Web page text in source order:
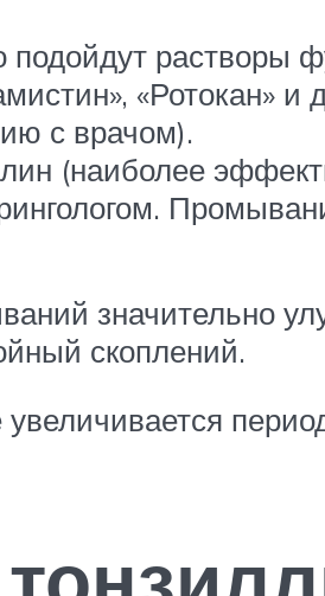
подойдут
«Ротокан» и
с врачом).
(наиболее
значительно
скоплений.